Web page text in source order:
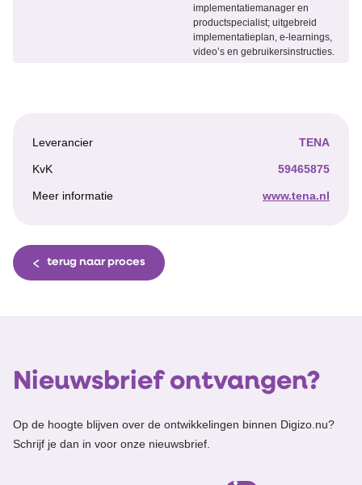
implementatiemanager en
productspecialist; uitgebreid
implementatieplan, e-learnings,
video’s en gebruikersinstructies.
Leverancier TENA
KvK 59465875
Meer informatie www.tena.nl
terug naar proces
Nieuwsbrief ontvangen?
Op de hoogte blijven over de ontwikkelingen binnen Digizo.nu?
Schrijf je dan in voor onze nieuwsbrief.